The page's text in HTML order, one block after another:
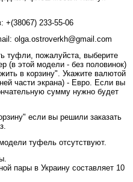
+(38067) 233-55-06
туфли, пожалуйста, выберите
(в этой модели - без половинок)
в корзину". Укажите валютой
части экрана) - Евро. Если вы
сумму нужно будет
если вы решили заказать
туфель отсутствуют.
пары в Украину составляет 10